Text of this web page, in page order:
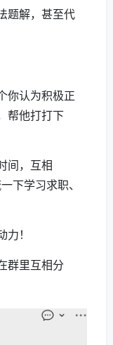
题解，甚至代
你认为积极正
帮他打打下
间，互相
下学习求职、
！
群里互相分